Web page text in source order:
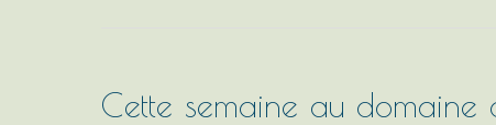
Cette semaine au
Cette